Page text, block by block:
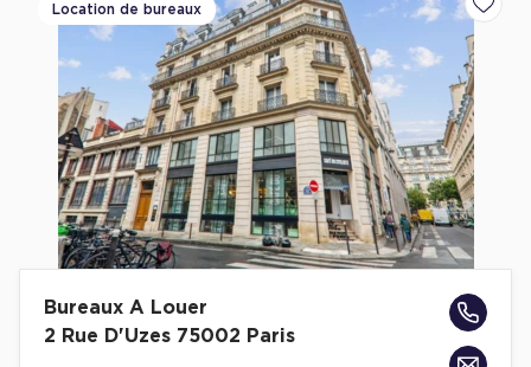
Location de bureaux
Bureaux A Louer
2 Rue D'Uzes 75002 Paris